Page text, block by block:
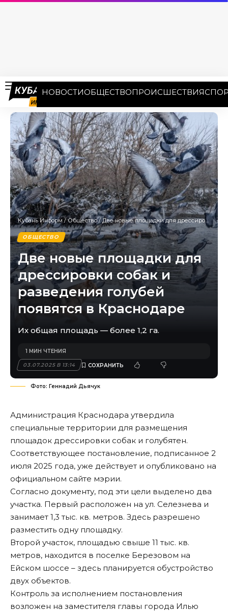
НОВОСТИОБЩЕСТВОПРОИСШЕСТВИЯ
Кубань Информ/Общество/Две новые площадки для дрессировки собак и разведения голубей появятся в Краснодаре
ОБЩЕСТВО
Две новые площадки для
дрессировки собак и
разведения голубей
появятся в Краснодаре
Их общая площадь — более 1,2 га.
03.07.2025 В 13:14
1 МИН ЧТЕНИЯ
Фото: Геннадий Дьячук
Администрация Краснодара утвердила
специальные территории для размещения
площадок дрессировки собак и голубятен.
Соответствующее постановление, подписанное 2
июля 2025 года, уже действует и опубликовано на
официальном сайте мэрии.
Согласно документу, под эти цели выделено два
участка. Первый расположен на ул. Селезнева и
занимает 1,3 тыс. кв. метров. Здесь разрешено
разместить одну площадку.
Второй участок, площадью свыше 11 тыс. кв.
метров, находится в поселке Березовом на
Ейском шоссе – здесь планируется обустройство
двух объектов.
Контроль за исполнением постановления
возложен на заместителя главы города Илью